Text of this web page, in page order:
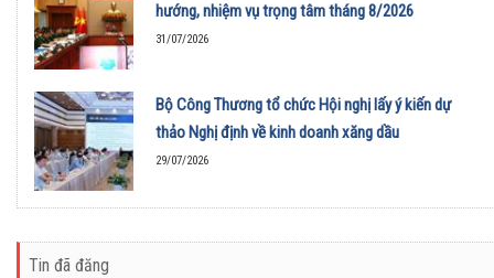
hướng, nhiệm vụ trọng tâm tháng 8/2026
31/07/2026
Bộ Công Thương tổ chức Hội nghị lấy ý kiến dự
thảo Nghị định về kinh doanh xăng dầu
29/07/2026
Tin đã đăng